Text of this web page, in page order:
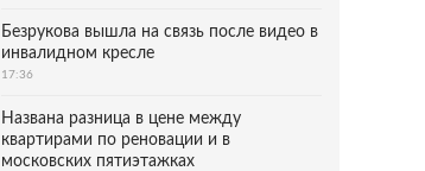
Безрукова вышла на связь после видео в
инвалидном кресле
17:36
Названа разница в цене между
квартирами по реновации и в
московских пятиэтажках